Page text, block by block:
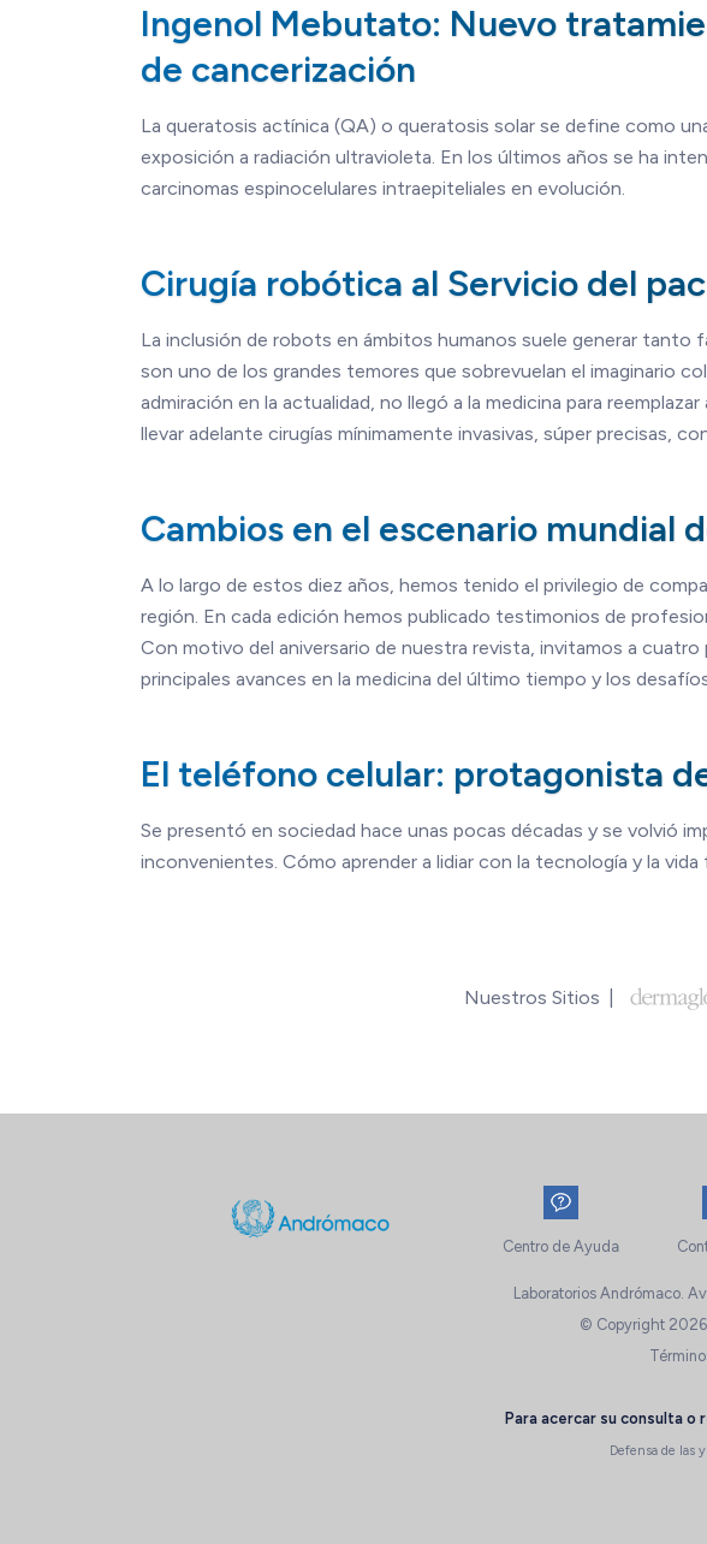
Ingenol Mebutato: Nuevo
de cancerización
La queratosis actínica (QA) o queratosis solar se define como
exposición a radiación ultravioleta. En los últimos años se ha
carcinomas espinocelulares intraepiteliales en evolución.
Cirugía robótica al Servicio del
La inclusión de robots en ámbitos humanos suele generar tanto
son uno de los grandes temores que sobrevuelan el imaginario
admiración en la actualidad, no llegó a la medicina para
llevar adelante cirugías mínimamente invasivas, súper precisas,
Cambios en el escenario mundial
A lo largo de estos diez años, hemos tenido el privilegio de
región. En cada edición hemos publicado testimonios de
Con motivo del aniversario de nuestra revista, invitamos a
principales avances en la medicina del último tiempo y los
El teléfono celular: protagonista
Se presentó en sociedad hace unas pocas décadas y se volvió
inconvenientes. Cómo aprender a lidiar con la tecnología y la
Nuestros Sitios
Centro de Ayuda
Laboratorios Andrómaco.
© Copyright 2026
Para acercar su consulta
Defensa de las